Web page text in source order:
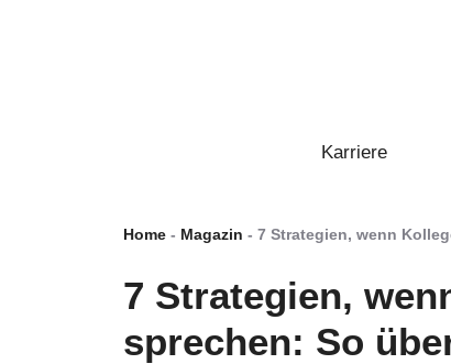
Karriere
Home - Magazin - 7 Strategien, wenn
7 Strategien,
sprechen: So